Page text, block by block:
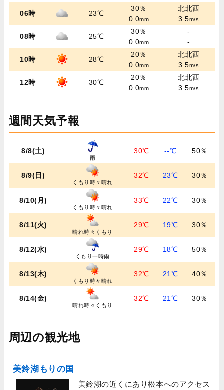
06時 23℃
30％
0.0mm
北北西
3.5m/s
08時 25℃
30％
0.0mm
-
-
10時 28℃
20％
0.0mm
北北西
3.5m/s
12時 30℃
20％
0.0mm
北北西
3.5m/s
週間天気予報
8/8(土)
雨
30℃ --℃ 50％
8/9(日)
くもり時々晴れ
32℃ 23℃ 30％
8/10(月)
くもり時々晴れ
33℃ 22℃ 30％
8/11(火)
晴れ時々くもり
29℃ 19℃ 30％
8/12(水)
くもり一時雨
29℃ 18℃ 50％
8/13(木)
くもり時々晴れ
32℃ 21℃ 40％
8/14(金)
晴れ時々くもり
32℃ 21℃ 30％
周辺の観光地
美鈴湖もりの国
美鈴湖の近くにあり松本へのアクセス